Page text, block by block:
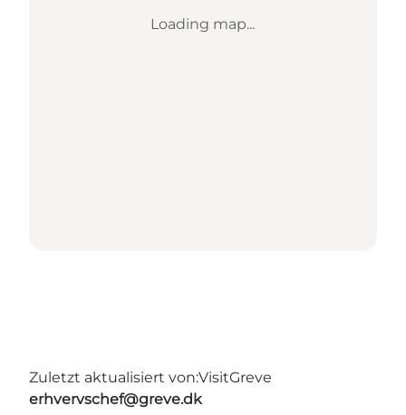
Loading map...
Zuletzt aktualisiert von:VisitGreve
erhvervschef@greve.dk